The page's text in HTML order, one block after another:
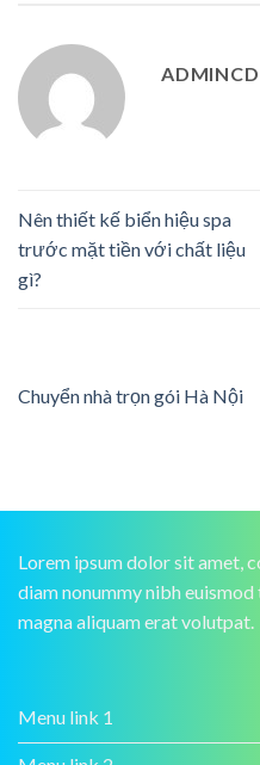
ADMINCD
Nên thiết kế biển hiệu spa
trước mặt tiền với chất liệu
gì?
Chuyển nhà trọn gói Hà Nội
Lorem ipsum dolor sit amet,
diam nonummy nibh
magna aliquam erat volutpat.
Menu link 1